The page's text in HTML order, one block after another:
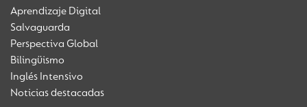
Aprendizaje Digital
Salvaguarda
Perspectiva Global
Bilingüismo
Inglés Intensivo
Noticias destacadas